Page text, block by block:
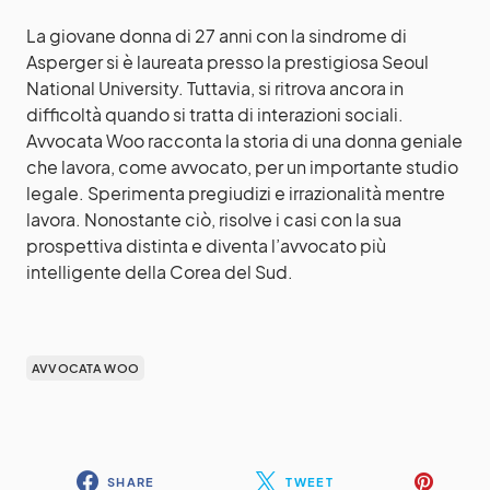
La giovane donna di 27 anni con la sindrome di
Asperger si è laureata presso la prestigiosa Seoul
National University. Tuttavia, si ritrova ancora in
difficoltà quando si tratta di interazioni sociali.
Avvocata Woo racconta la storia di una donna geniale
che lavora, come avvocato, per un importante studio
legale. Sperimenta pregiudizi e irrazionalità mentre
lavora. Nonostante ciò, risolve i casi con la sua
prospettiva distinta e diventa l’avvocato più
intelligente della Corea del Sud.
AVVOCATA WOO
SHARE TWEET